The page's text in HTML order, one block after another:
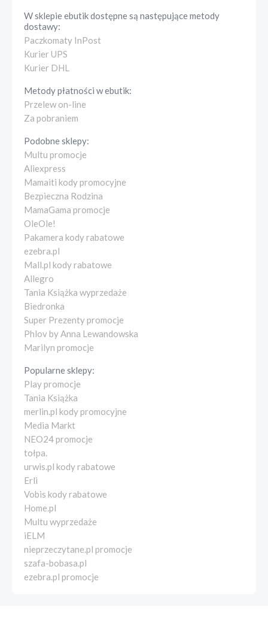
W sklepieebutikdostępne są następujące metody
dostawy:
Paczkomaty InPost
Kurier UPS
Kurier DHL
Metody płatności webutik:
Przelew on-line
Za pobraniem
Podobne sklepy:
Multu promocje
Aliexpress
Mamaiti kody promocyjne
Bezpieczna Rodzina
MamaGama promocje
OleOle!
Pakamera kody rabatowe
ezebra.pl
Mall.pl kody rabatowe
Allegro
Tania Książka wyprzedaże
Biedronka
Super Prezenty promocje
Phlov by Anna Lewandowska
Marilyn promocje
Popularne sklepy:
Play promocje
Tania Książka
merlin.pl kody promocyjne
Media Markt
NEO24 promocje
tołpa.
urwis.pl kody rabatowe
Erli
Vobis kody rabatowe
Home.pl
Multu wyprzedaże
iELM
nieprzeczytane.pl promocje
szafa-bobasa.pl
ezebra.pl promocje